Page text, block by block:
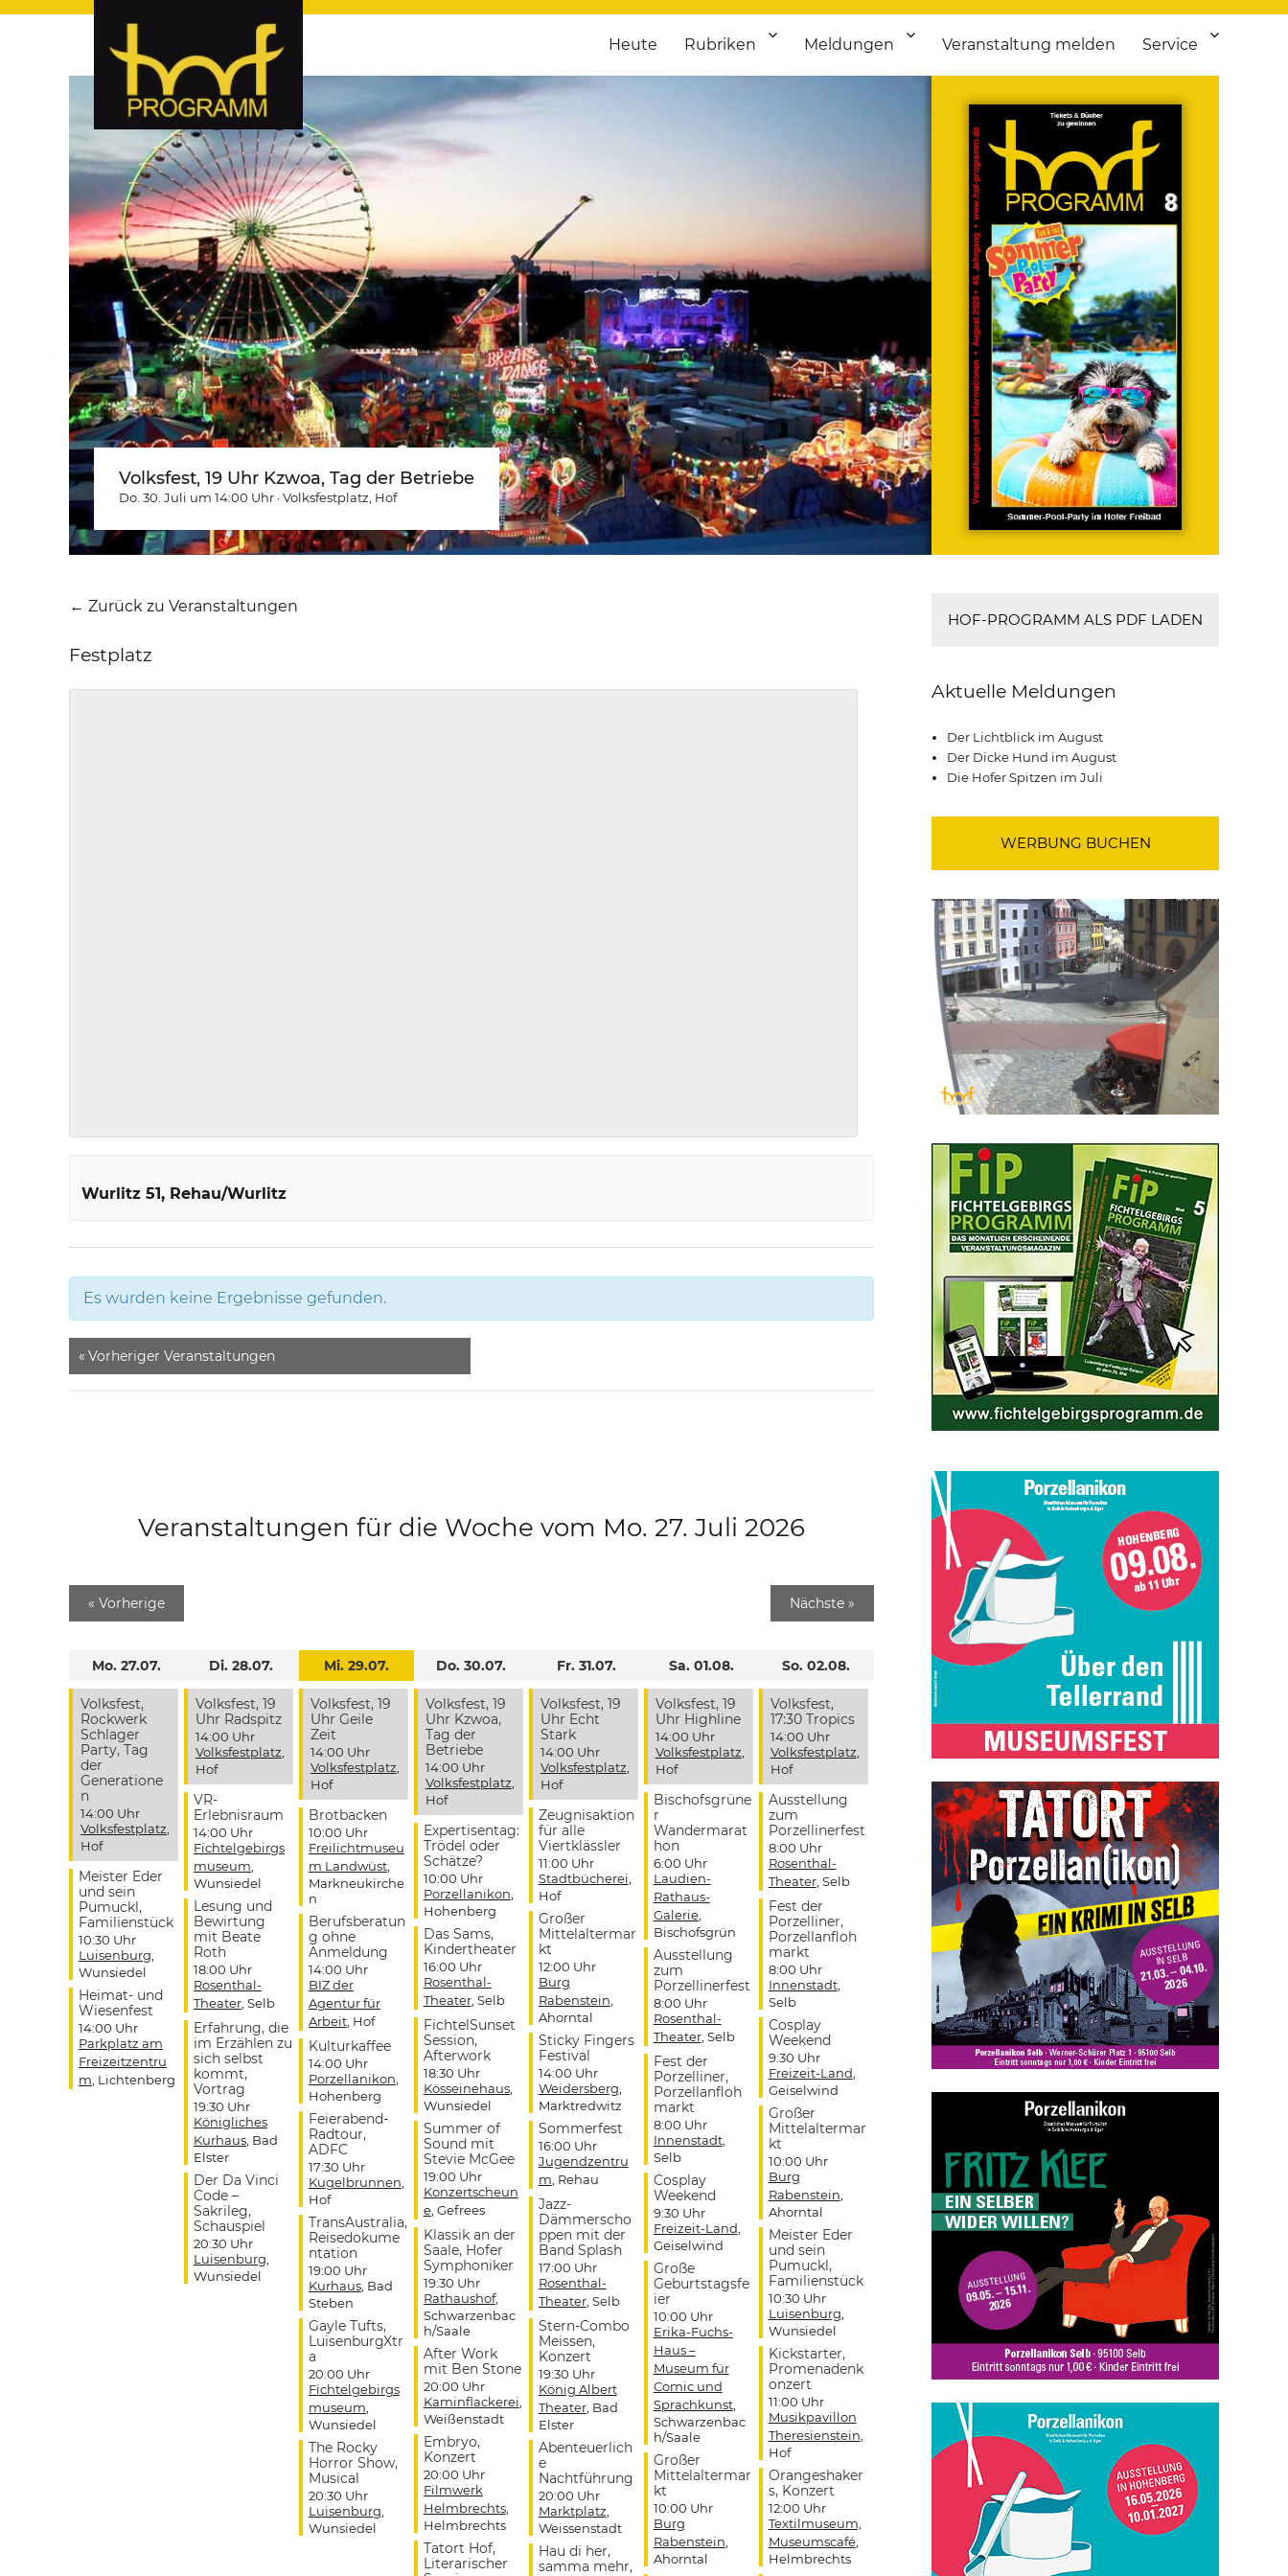
hof-programm – das Veranstaltungsportal für Hochfranken
hof-programm – das Veranstaltungsportal für Hof und Hochfranken. Täglich aktuelle Termine von Kultur bis Sport, von Theater bis Flohmarkt.
Heute Rubriken Meldungen Veranstaltung melden Service
Volksfest, 19 Uhr Kzwoa, Tag der Betriebe
Do. 30. Juli um 14:00 Uhr ·Volksfestplatz , Hof
← Zurück zu Veranstaltungen
Festplatz
Wurlitz 51 Rehau/Wurlitz
Es wurden keine Ergebnisse gefunden.
« Vorheriger Veranstaltungen
Veranstaltungen für die Woche vom Mo. 27. Juli 2026
« Vorherige Nächste »
Mo. 27.07.
Volksfest,
Rockwerk
Schlager
Party, Tag
der
Generatione
n
14:00 Uhr
Volksfestplatz,
Hof
Meister Eder
und sein
Pumuckl,
Familienstück
10:30 Uhr
Luisenburg,
Wunsiedel
Heimat- und
Wiesenfest
14:00 Uhr
Parkplatz am
Freizeitzentru
m, Lichtenberg
Di. 28.07.
Volksfest, 19
Uhr Radspitz
14:00 Uhr
Volksfestplatz,
Hof
VR-
Erlebnisraum
14:00 Uhr
Fichtelgebirgs
museum,
Wunsiedel
Lesung und
Bewirtung
mit Beate
Roth
18:00 Uhr
Rosenthal-
Theater, Selb
Erfahrung, die
im Erzählen zu
sich selbst
kommt,
Vortrag
19:30 Uhr
Königliches
Kurhaus, Bad
Elster
Der Da Vinci
Code –
Sakrileg,
Schauspiel
20:30 Uhr
Luisenburg,
Wunsiedel
Mi. 29.07.
Volksfest, 19
Uhr Geile
Zeit
14:00 Uhr
Volksfestplatz,
Hof
Brotbacken
10:00 Uhr
Freilichtmuseu
m Landwüst,
Markneukirche
n
Berufsberatun
g ohne
Anmeldung
14:00 Uhr
BIZ der
Agentur für
Arbeit, Hof
Kulturkaffee
14:00 Uhr
Porzellanikon,
Hohenberg
Feierabend-
Radtour,
ADFC
17:30 Uhr
Kugelbrunnen,
Hof
TransAustralia,
Reisedokume
ntation
19:00 Uhr
Kurhaus, Bad
Steben
Gayle Tufts,
LuisenburgXtr
a
20:00 Uhr
Fichtelgebirgs
museum,
Wunsiedel
The Rocky
Horror Show,
Musical
20:30 Uhr
Luisenburg,
Wunsiedel
Do. 30.07.
Volksfest, 19
Uhr Kzwoa,
Tag der
Betriebe
14:00 Uhr
Volksfestplatz,
Hof
Expertisentag:
Trödel oder
Schätze?
10:00 Uhr
Porzellanikon,
Hohenberg
Das Sams,
Kindertheater
16:00 Uhr
Rosenthal-
Theater, Selb
FichtelSunset
Session,
Afterwork
18:30 Uhr
Kösseinehaus,
Wunsiedel
Summer of
Sound mit
Stevie McGee
19:00 Uhr
Konzertscheun
e, Gefrees
Klassik an der
Saale, Hofer
Symphoniker
19:30 Uhr
Rathaushof,
Schwarzenbac
h/Saale
After Work
mit Ben Stone
20:00 Uhr
Kaminflackerei,
Weißenstadt
Embryo,
Konzert
20:00 Uhr
Filmwerk
Helmbrechts,
Helmbrechts
Tatort Hof,
Literarischer
Fr. 31.07.
Volksfest, 19
Uhr Echt
Stark
14:00 Uhr
Volksfestplatz,
Hof
Zeugnisaktion
für alle
Viertklässler
11:00 Uhr
Stadtbücherei,
Hof
Großer
Mittelaltermar
kt
12:00 Uhr
Burg
Rabenstein,
Ahorntal
Sticky Fingers
Festival
14:00 Uhr
Weidersberg,
Marktredwitz
Sommerfest
16:00 Uhr
Jugendzentru
m, Rehau
Jazz-
Dämmerscho
ppen mit der
Band Splash
17:00 Uhr
Rosenthal-
Theater, Selb
Stern-Combo
Meissen,
Konzert
19:30 Uhr
König Albert
Theater, Bad
Elster
Abenteuerlich
e
Nachtführung
20:00 Uhr
Marktplatz,
Weissenstadt
Hau di her,
samma mehr,
Sa. 01.08.
Volksfest, 19
Uhr Highline
14:00 Uhr
Volksfestplatz,
Hof
Bischofsgrüne
r
Wandermarat
hon
6:00 Uhr
Laudien-
Rathaus-
Galerie,
Bischofsgrün
Ausstellung
zum
Porzellinerfest
8:00 Uhr
Rosenthal-
Theater, Selb
Fest der
Porzelliner,
Porzellanfloh
markt
8:00 Uhr
Innenstadt,
Selb
Cosplay
Weekend
9:30 Uhr
Freizeit-Land,
Geiselwind
Große
Geburtstagsfe
ier
10:00 Uhr
Erika-Fuchs-
Haus –
Museum für
Comic und
Sprachkunst,
Schwarzenbac
h/Saale
Großer
Mittelaltermar
kt
10:00 Uhr
Burg
Rabenstein,
Ahorntal
So. 02.08.
Volksfest,
17:30 Tropics
14:00 Uhr
Volksfestplatz,
Hof
Ausstellung
zum
Porzellinerfest
8:00 Uhr
Rosenthal-
Theater, Selb
Fest der
Porzelliner,
Porzellanfloh
markt
8:00 Uhr
Innenstadt,
Selb
Cosplay
Weekend
9:30 Uhr
Freizeit-Land,
Geiselwind
Großer
Mittelaltermar
kt
10:00 Uhr
Burg
Rabenstein,
Ahorntal
Meister Eder
und sein
Pumuckl,
Familienstück
10:30 Uhr
Luisenburg,
Wunsiedel
Kickstarter,
Promenadenk
onzert
11:00 Uhr
Musikpavillon
Theresienstein,
Hof
Orangeshaker
s, Konzert
12:00 Uhr
Textilmuseum,
Museumscafé,
Helmbrechts
HOF-PROGRAMM ALS PDF LADEN
Aktuelle Meldungen
Der Lichtblick im August
Der Dicke Hund im August
Die Hofer Spitzen im Juli
WERBUNG BUCHEN